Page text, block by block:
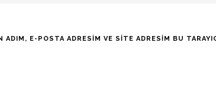
E-POSTA ADRESIM VE SITE ADRESIM BU